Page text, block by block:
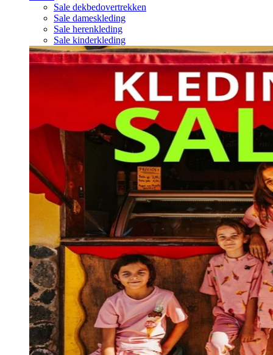
Sale dekbedovertrekken
Sale dameskleding
Sale herenkleding
Sale kinderkleding